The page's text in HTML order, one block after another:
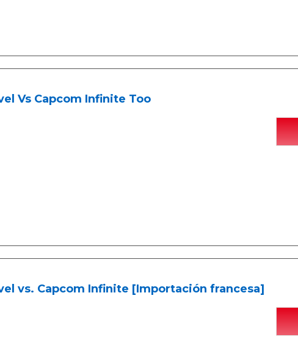
Vs Capcom Infinite Too
vs. Capcom Infinite [Importación francesa]